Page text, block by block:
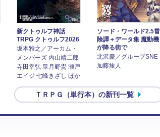
新クトゥルフ神話
TRPG クトゥルフ2026
坂本雅之／アーカム・
メンバーズ 内山靖二郎
寺田幸弘 皐月野鷽 瀬戸
エイジ 七峰きざし ほか
ソード・ワールド2.5冒
険譚＋データ集 魔動機
が降る街で
北沢慶／グループSNE
加藤旅人
ＴＲＰＧ（単行本）の新刊一覧